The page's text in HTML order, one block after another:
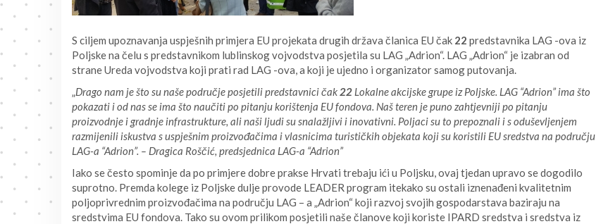
S ciljem upoznavanja uspješnih primjera EU projekata drugih država članica EU čak 22 predstavnika LAG -ova iz
Poljske na čelu s predstavnikom lublinskog vojvodstva posjetila su LAG „Adrion“. LAG „Adrion“ je izabran od
strane Ureda vojvodstva koji prati rad LAG -ova, a koji je ujedno i organizator samog putovanja.
„Drago nam je što su naše područje posjetili predstavnici čak22 Lokalne akcijske grupe iz Poljske. LAG “Adrion” ima što
pokazati i od nas se ima što naučiti po pitanju korištenja EU fondova. Naš teren je puno zahtjevniji po pitanju
proizvodnje i gradnje infrastrukture, ali naši ljudi su snalažljivi i inovativni. Poljaci su to prepoznali i s oduševljenjem
razmijenili iskustva s uspješnim proizvođačima i vlasnicima turističkih objekata koji su koristili EU sredstva na području
LAG-a “Adrion”. – Dragica Roščić, predsjednica LAG-a “Adrion”
Iako se često spominje da po primjere dobre prakse Hrvati trebaju ići u Poljsku, ovaj tjedan upravo se dogodilo
suprotno. Premda kolege iz Poljske dulje provode LEADER program itekako su ostali iznenađeni kvalitetnim
poljoprivrednim proizvođačima na području LAG – a „Adrion“ koji razvoj svojih gospodarstava baziraju na
sredstvima EU fondova. Tako su ovom prilikom posjetili naše članove koji koriste IPARD sredstva i sredstva iz